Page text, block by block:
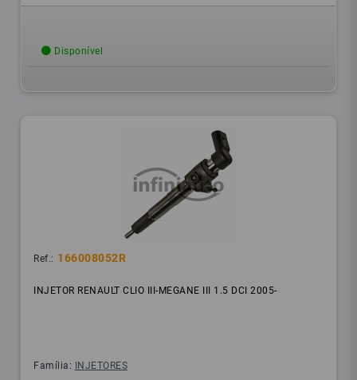
Disponível
Ref.: 166008052R
INJETOR RENAULT CLIO III-MEGANE III 1.5 DCI 2005-
Família: INJETORES